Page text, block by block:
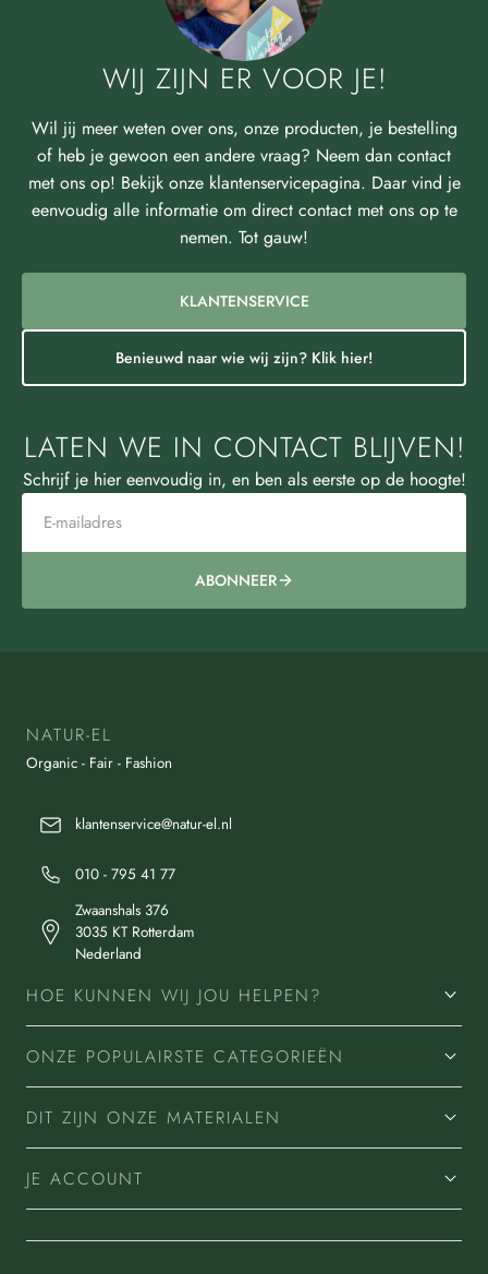
WIJ ZIJN ER VOOR JE!
Wil jij meer weten over ons, onze producten, je bestelling
of heb je gewoon een andere vraag? Neem dan contact
met ons op! Bekijk onze klantenservicepagina. Daar vind je
eenvoudig alle informatie om direct contact met ons op te
nemen. Tot gauw!
KLANTENSERVICE
Benieuwd naar wie wij zijn? Klik hier!
LATEN WE IN CONTACT BLIJVEN!
Schrijf je hier eenvoudig in, en ben als eerste op de hoogte!
ABONNEER
NATUR-EL
Organic - Fair - Fashion
klantenservice@natur-el.nl
010 - 795 41 77
Zwaanshals 376
3035 KT Rotterdam
Nederland
HOE KUNNEN WIJ JOU HELPEN?
ONZE POPULAIRSTE CATEGORIEËN
DIT ZIJN ONZE MATERIALEN
JE ACCOUNT